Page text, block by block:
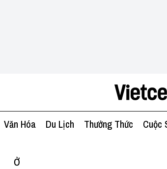
Văn Hóa Du Lịch Thưởng Thức Cuộc
Ở